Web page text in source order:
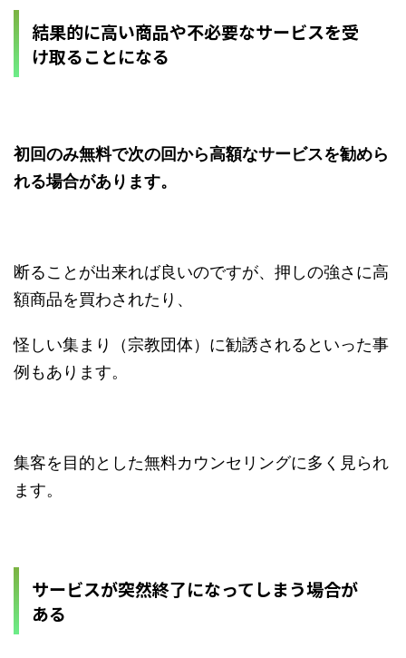
結果的に高い商品や不必要なサービスを受
け取ることになる
初回のみ無料で次の回から高額なサービスを勧めら
れる場合があります。
断ることが出来れば良いのですが、押しの強さに高
額商品を買わされたり、
怪しい集まり（宗教団体）に勧誘されるといった事
例もあります。
集客を目的とした無料カウンセリングに多く見られ
ます。
サービスが突然終了になってしまう場合が
ある